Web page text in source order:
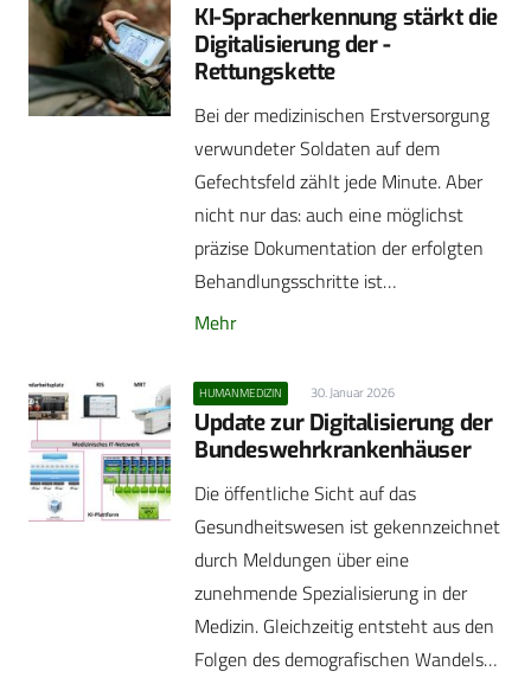
KI-Spracherkennung stärkt die
Digitalisierung der ­
Rettungskette
Bei der medizinischen Erstversorgung
verwundeter Soldaten auf dem
Gefechtsfeld zählt jede Minute. Aber
nicht nur das: auch eine möglichst
präzise Dokumentation der erfolgten
Behandlungsschritte ist…
Mehr
HUMANMEDIZIN 30. Januar 2026
Update zur Digitalisierung der
Bundeswehrkrankenhäuser
Die öffentliche Sicht auf das
Gesundheitswesen ist gekennzeichnet
durch Meldungen über eine
zunehmende Spezialisierung in der
Medizin. Gleichzeitig entsteht aus den
Folgen des demografischen Wandels…